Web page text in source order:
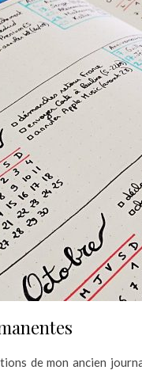
de mon ancien